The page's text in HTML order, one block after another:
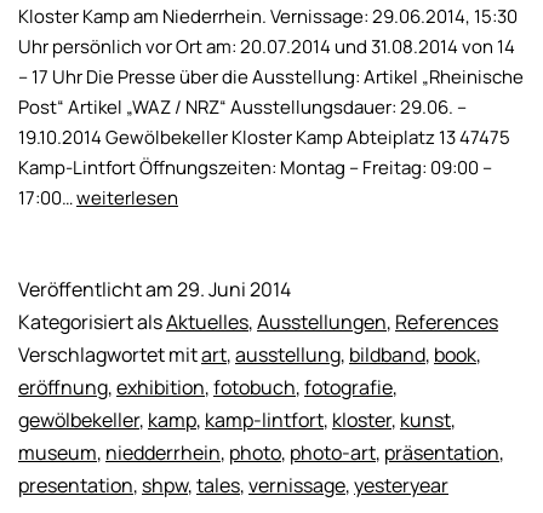
Kloster Kamp am Niederrhein. Vernissage: 29.06.2014, 15:30
Uhr persönlich vor Ort am: 20.07.2014 und 31.08.2014 von 14
– 17 Uhr Die Presse über die Ausstellung: Artikel „Rheinische
Post“ Artikel „WAZ / NRZ“ Ausstellungsdauer: 29.06. –
19.10.2014 Gewölbekeller Kloster Kamp Abteiplatz 13 47475
Kamp-Lintfort Öffnungszeiten: Montag – Freitag: 09:00 –
17:00…Solo
„Tales
of
Yesteryear“
–
29.06.
–
19.10.2014
–
weiterlesen
Veröffentlicht am29. Juni 2014
Kategorisiert alsAktuelles,Ausstellungen, References
Verschlagwortet mitart,ausstellung, bildband, book,
eröffnung,exhibition,fotobuch,fotografie,
gewölbekeller, kamp, kamp-lintfort, kloster, kunst,
museum, niedderrhein, photo, photo-art, präsentation,
presentation, shpw,tales,vernissage,yesteryear